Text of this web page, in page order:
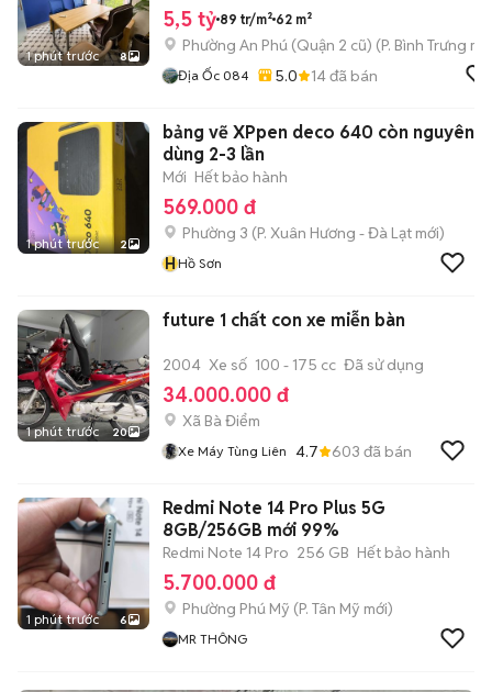
1 phút trước 8
5,5 tỷ 89 tr/m² 62 m²
Phường An Phú (Quận 2 cũ) (P. Bình Trưng
Địa Ốc 084 5.0 14đã bán
1 phút trước 2
bảng vẽ XPpen deco 640 còn nguyên
dùng 2-3 lần
Mới Hết bảo hành
569.000 đ
Phường 3 (P. Xuân Hương - Đà Lạt mới)
HHồ Sơn
1 phút trước 20
future 1 chất con xe miễn bàn
2004 Xe số 100 - 175 cc Đã sử dụng
34.000.000 đ
Xã Bà Điểm
Xe Máy Tùng Liên 4.7 603 đã bán
1 phút trước 6
Redmi Note 14 Pro Plus 5G
8GB/256GB mới 99%
Redmi Note 14 Pro 256 GB Hết bảo hành
5.700.000 đ
Phường Phú Mỹ (P. Tân Mỹ mới)
MR THÔNG